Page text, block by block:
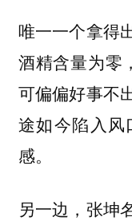
唯一一个拿得
酒精含量为零
可偏偏好事不
途如今陷入
感。
另一边，张坤